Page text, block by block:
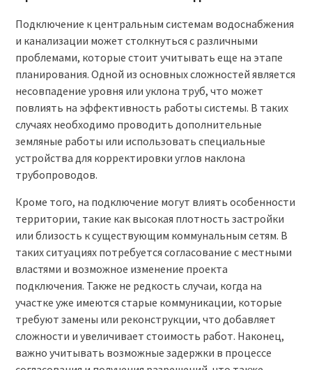
Подключение к центральным системам водоснабжения
и канализации может столкнуться с различными
проблемами, которые стоит учитывать еще на этапе
планирования. Одной из основных сложностей является
несовпадение уровня или уклона труб, что может
повлиять на эффективность работы системы. В таких
случаях необходимо проводить дополнительные
земляные работы или использовать специальные
устройства для корректировки углов наклона
трубопроводов.
Кроме того, на подключение могут влиять особенности
территории, такие как высокая плотность застройки
или близость к существующим коммунальным сетям. В
таких ситуациях потребуется согласование с местными
властями и возможное изменение проекта
подключения. Также не редкость случаи, когда на
участке уже имеются старые коммуникации, которые
требуют замены или реконструкции, что добавляет
сложности и увеличивает стоимость работ. Наконец,
важно учитывать возможные задержки в процессе